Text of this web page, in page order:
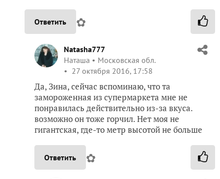
Ответить ✿
Natasha777
Наташа
Московская обл.
27 октября 2016, 17:58
Да, Зина, сейчас вспоминаю, что та
замороженная из супермаркета мне не
понравилась действительно из-за вкуса.
возможно он тоже горчил. Нет моя не
гигантская, где-то метр высотой не больше
Ответить ✿